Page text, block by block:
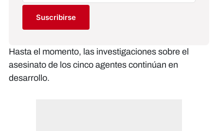
Suscribirse
Hasta el momento, las investigaciones sobre el
asesinato de los cinco agentes continúan en
desarrollo.